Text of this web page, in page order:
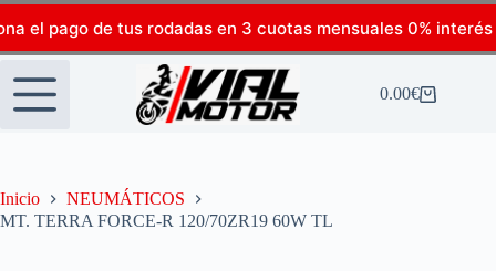
el pago de tus rodadas en 3 cuotas mensuales 0% interés
0.00€
Inicio
NEUMÁTICOS
MT. TERRA FORCE-R 120/70ZR19 60W TL